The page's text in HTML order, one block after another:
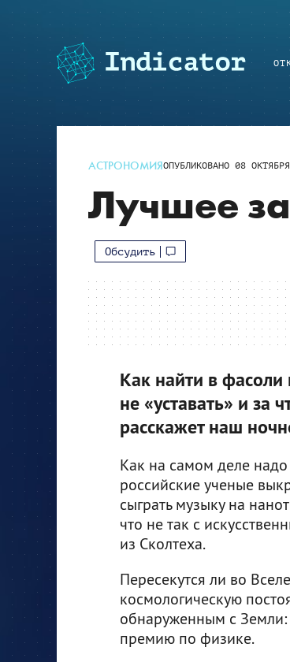
АСТРОНОМИЯОПУБЛИКОВАНО 08
Лучшее
Обсудить
Как найти в фасоли
не «уставать» и за
расскажет наш
Как на самом деле
российские ученые
сыграть музыку на
что не так с
из Сколтеха.
Пересекутся ли во
космологическую
обнаруженным с Земли:
премию по физике.